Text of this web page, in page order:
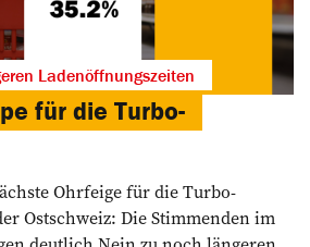
Ladenöffnungszeiten
für die Turbo-
Ohrfeige für die Turbo-
Ostschweiz: Die Stimmenden im